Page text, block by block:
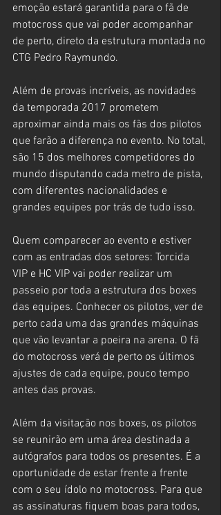
emoção estará garantida para o fã de
motocross que vai poder acompanhar
de perto, direto da estrutura montada no
CTG Pedro Raymundo.
Além de provas incríveis, as novidades
da temporada 2017 prometem
aproximar ainda mais os fãs dos pilotos
que farão a diferença no evento. No total,
são 15 dos melhores competidores do
mundo disputando cada metro de pista,
com diferentes nacionalidades e
grandes equipes por trás de tudo isso.
Quem comparecer ao evento e estiver
com as entradas dos setores: Torcida
VIP e HC VIP vai poder realizar um
passeio por toda a estrutura dos boxes
das equipes. Conhecer os pilotos, ver de
perto cada uma das grandes máquinas
que vão levantar a poeira na arena. O fã
do motocross verá de perto os últimos
ajustes de cada equipe, pouco tempo
antes das provas.
Além da visitação nos boxes, os pilotos
se reunirão em uma área destinada a
autógrafos para todos os presentes. É a
oportunidade de estar frente a frente
com o seu ídolo no motocross. Para que
as assinaturas fiquem boas para todos,